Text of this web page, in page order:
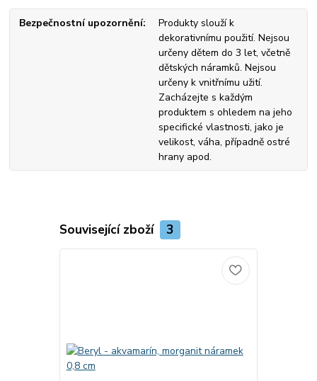
Bezpečnostní upozornění
Produkty slouží k
dekorativnímu použití. Nejsou
určeny dětem do 3 let, včetně
dětských náramků. Nejsou
určeny k vnitřnímu užití.
Zacházejte s každým
produktem s ohledem na jeho
specifické vlastnosti, jako je
velikost, váha, případně ostré
hrany apod.
Související zboží 3